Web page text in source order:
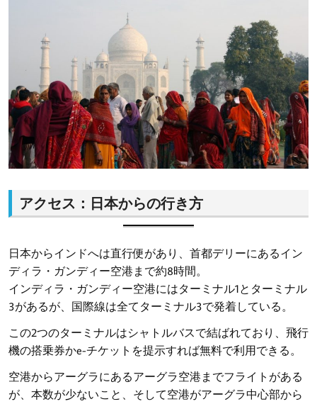
アクセス：日本からの行き方
日本からインドへは直行便があり、首都デリーにあるイン
ディラ・ガンディー空港まで約8時間。
インディラ・ガンディー空港にはターミナル1とターミナル
3があるが、国際線は全てターミナル3で発着している。
この2つのターミナルはシャトルバスで結ばれており、飛行
機の搭乗券かe-チケットを提示すれば無料で利用できる。
空港からアーグラにあるアーグラ空港までフライトがある
が、本数が少ないこと、そして空港がアーグラ中心部から